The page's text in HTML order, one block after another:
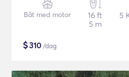
Båt med motor
16 ft
5 m
5
$310 /dag